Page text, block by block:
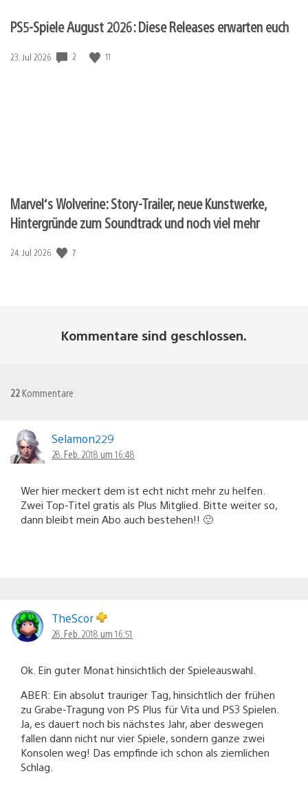
PS5-Spiele August 2026: Diese Releases erwarten euch
Veröffentlichungsdatum:
23. Jul 2026 2 11
Marvel‘s Wolverine: Story-Trailer, neue Kunstwerke,
Hintergründe zum Soundtrack und noch viel mehr
Veröffentlichungsdatum:
24. Jul 2026 7
Kommentare sind geschlossen.
22 Kommentare
Selamon229
28. Feb. 2018 um 16:48
Wer hier meckert dem ist echt nicht mehr zu helfen.
Zwei Top-Titel gratis als Plus Mitglied. Bitte weiter so,
dann bleibt mein Abo auch bestehen!! 🙂
TheScor
28. Feb. 2018 um 16:51
Ok. Ein guter Monat hinsichtlich der Spieleauswahl.
ABER: Ein absolut trauriger Tag, hinsichtlich der frühen
zu Grabe-Tragung von PS Plus für Vita und PS3 Spielen.
Ja, es dauert noch bis nächstes Jahr, aber deswegen
fallen dann nicht nur vier Spiele, sondern ganze zwei
Konsolen weg! Das empfinde ich schon als ziemlichen
Schlag.